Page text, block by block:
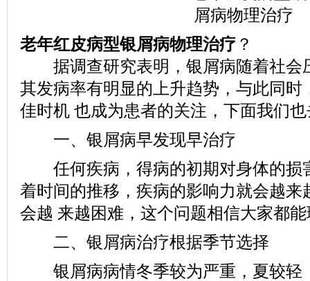
老年红皮病型银屑病物理治疗 ？
据调查研究表明，银屑病随着社会
其发病率有明显的上升趋势，与此同时
佳时机 也成为患者的关注，下面我们
一、银屑病早发现早治疗
任何疾病，得病的初期对身体的损
着时间的推移，疾病的影响力就会越来
会越 来越困难，这个问题相信大家都
二、银屑病治疗根据季节选择
银屑病病情冬季较为严重，夏较轻